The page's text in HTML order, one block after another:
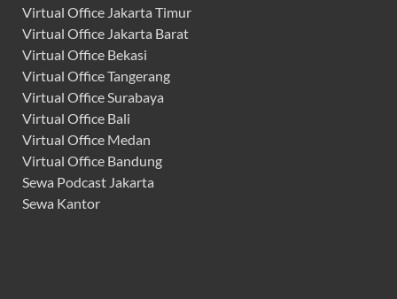
Virtual Office Jakarta Timur
Virtual Office Jakarta Barat
Virtual Office Bekasi
Virtual Office Tangerang
Virtual Office Surabaya
Virtual Office Bali
Virtual Office Medan
Virtual Office Bandung
Sewa Podcast Jakarta
Sewa Kantor